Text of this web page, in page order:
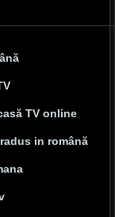
TV online
in română